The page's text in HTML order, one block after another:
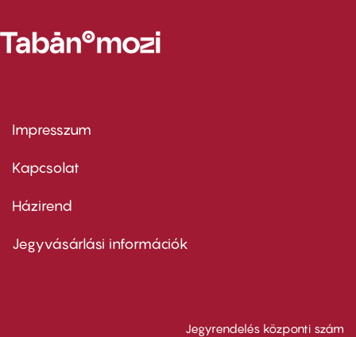
Footer
first
Impresszum
Kapcsolat
Footer
second
Házirend
Jegyvásárlási információk
Jegyrendelés központi szám